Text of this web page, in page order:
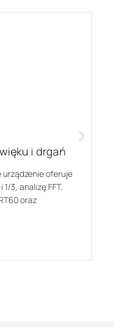
i drgań
urządzenie oferuje
3, analizę FFT,
oraz